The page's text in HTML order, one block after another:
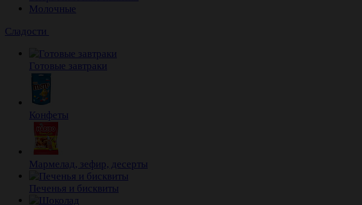
Молочные
Сладости
Готовые завтраки
Конфеты
Мармелад, зефир, десерты
Печенья и бисквиты